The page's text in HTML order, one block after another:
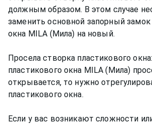
должным образом. В этом случае
заменить основной запорный замок
окна MILA (Мила) на новый.
Просела створка пластикового
пластикового окна MILA (Мила)
открывается, то нужно
пластикового окна.
Если у вас возникают сложности